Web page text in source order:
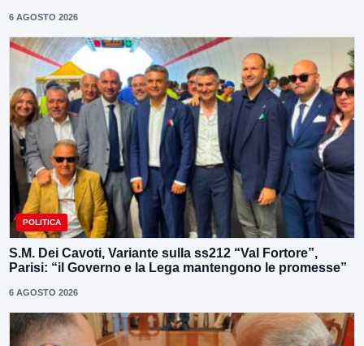
6 AGOSTO 2026
POLITICA
S.M. Dei Cavoti, Variante sulla ss212 “Val Fortore”,
Parisi: “il Governo e la Lega mantengono le promesse”
6 AGOSTO 2026